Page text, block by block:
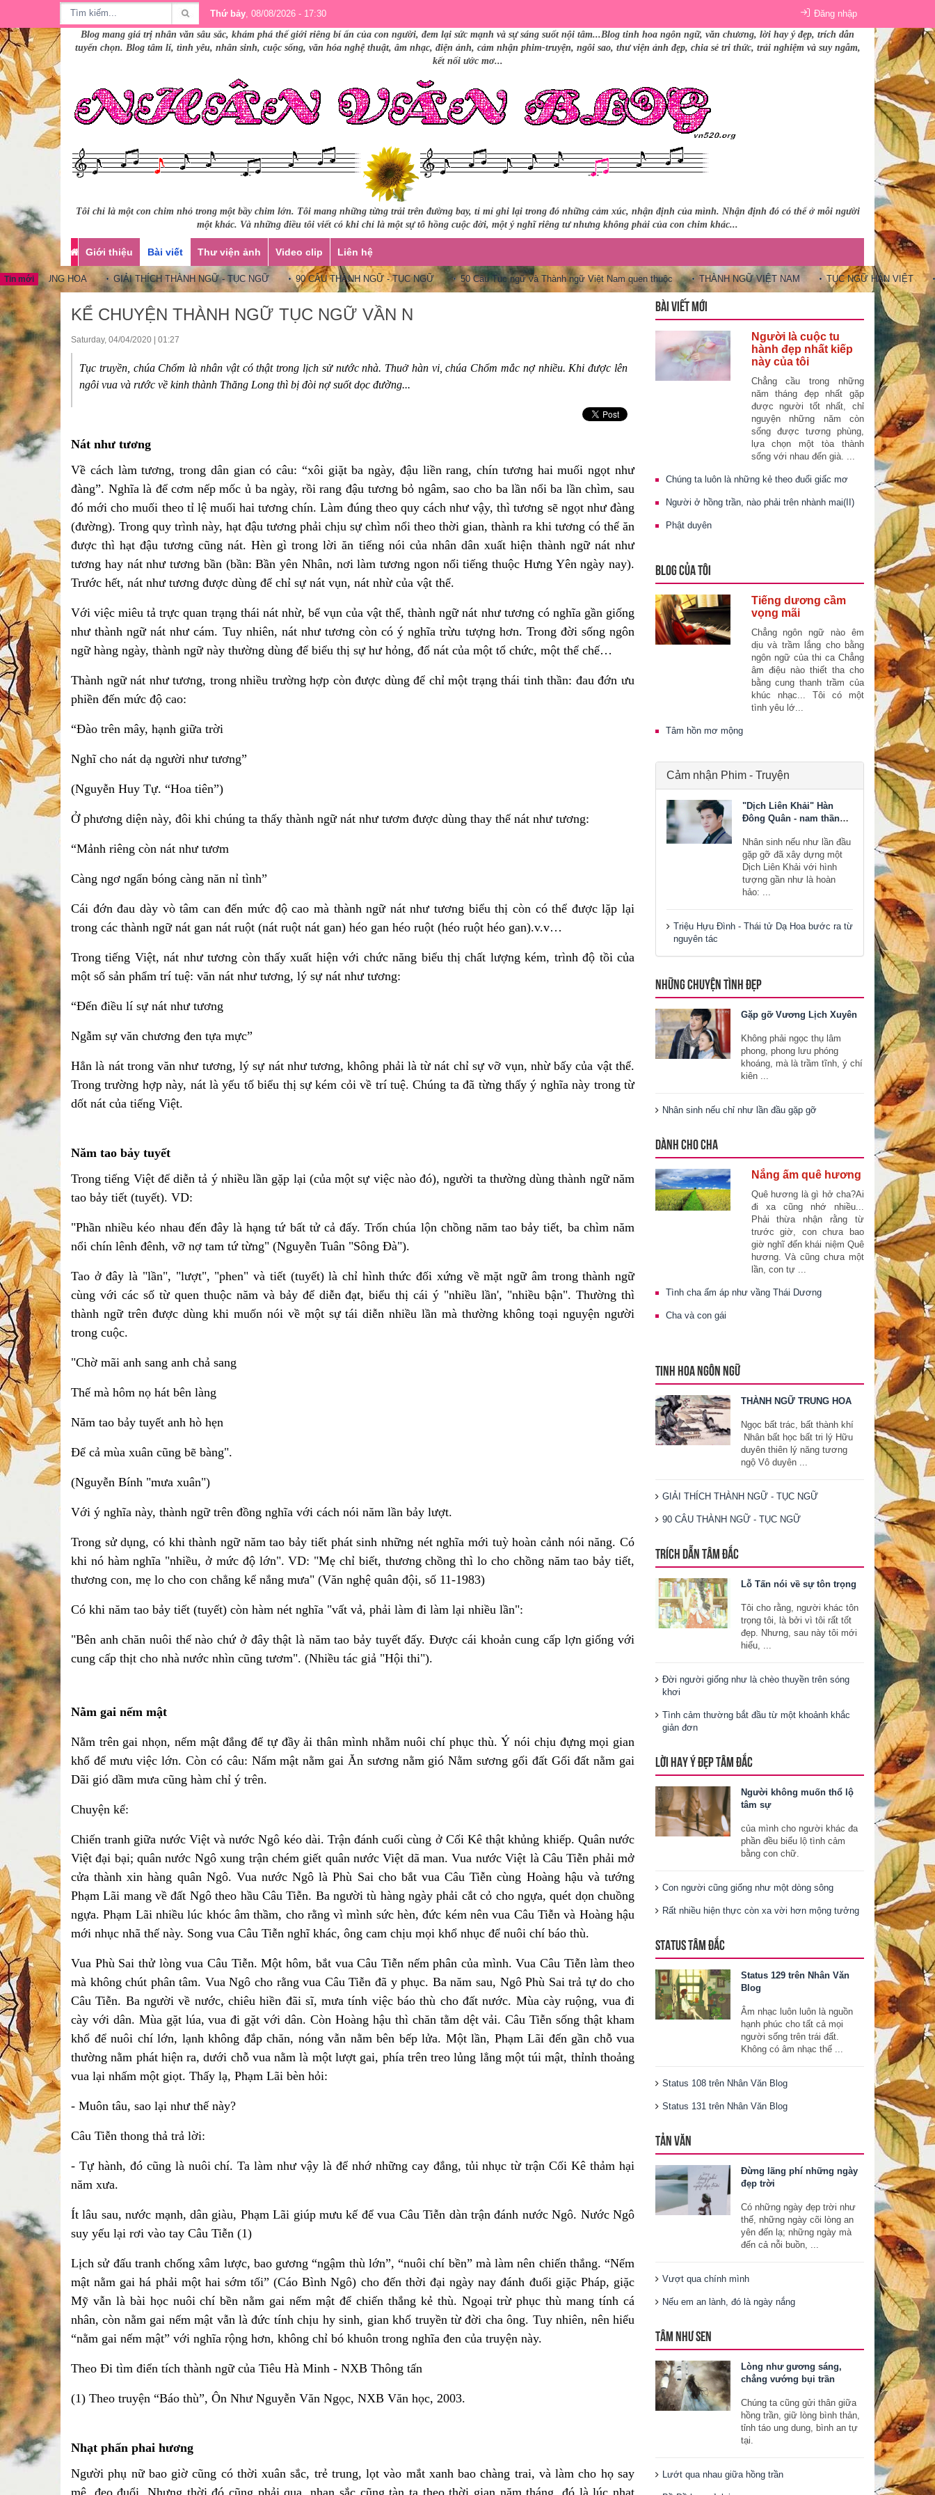
Thứ bảy, 08/08/2026 - 17:30
Đăng nhập
Blog mang giá trị nhân văn sâu sắc, khám phá thế giới riêng bí ẩn của con người, đem lại sức mạnh và sự sáng suốt nội tâm...Blog tinh hoa ngôn ngữ, văn chương, lời hay ý đẹp, trích dẫn
tuyển chọn. Blog tâm lí, tình yêu, nhân sinh, cuộc sống, văn hóa nghệ thuật, âm nhạc, điện ảnh, cảm nhận phim-truyện, ngôi sao, thư viện ảnh đẹp, chia sẻ tri thức, trải nghiệm và suy ngẫm,
kết nối ước mơ...
Tôi chỉ là một con chim nhỏ trong một bầy chim lớn. Tôi mang những từng trải trên đường bay, tỉ mỉ ghi lại trong đó những cảm xúc, nhận định của mình. Nhận định đó có thể ở mỗi người
một khác. Và những điều tôi viết có khi chỉ là một sự tô hồng cuộc đời, một ý nghĩ riêng tư nhưng không phải của con chim khác...
Giới thiệu Bài viết Thư viện ảnh Video clip Liên hệ
Tin mới
TRUNG HOA GIẢI THÍCH THÀNH NGỮ - TỤC NGỮ 90 CÂU THÀNH NGỮ - TỤC NGỮ 50 Câu Tục ngữ và Thành ngữ Việt Nam quen thuộc THÀNH NGỮ VIỆT NAM TỤC NGỮ HÁN VIỆT 10
KỂ CHUYỆN THÀNH NGỮ TỤC NGỮ VẦN N
Saturday, 04/04/2020 | 01:27
Tục truyền, chúa Chổm là nhân vật có thật trong lịch sử nước nhà. Thuở hàn vi, chúa Chổm mắc nợ nhiều. Khi được lên
ngôi vua và rước về kinh thành Thăng Long thì bị đòi nợ suốt dọc đường...
Nát như tương
Về cách làm tương, trong dân gian có câu: “xôi giặt ba ngày, đậu liền rang, chín tương hai muối ngọt như
đàng”. Nghĩa là để cơm nếp mốc ủ ba ngày, rồi rang đậu tương bỏ ngâm, sao cho ba lần nổi ba lần chìm, sau
đó mới cho muối theo tỉ lệ muối hai tương chín. Làm đúng theo quy cách như vậy, thì tương sẽ ngọt như đàng
(đường). Trong quy trình này, hạt đậu tương phải chịu sự chìm nổi theo thời gian, thành ra khi tương có thể ăn
được thì hạt đậu tương cũng nát. Hèn gì trong lời ăn tiếng nói của nhân dân xuất hiện thành ngữ nát như
tương hay nát như tương bần (bần: Bần yên Nhân, nơi làm tương ngon nổi tiếng thuộc Hưng Yên ngày nay).
Trước hết, nát như tương được dùng để chỉ sự nát vụn, nát nhừ của vật thể.
Với việc miêu tả trực quan trạng thái nát nhừ, bể vụn của vật thể, thành ngữ nát như tương có nghĩa gần giống
như thành ngữ nát như cám. Tuy nhiên, nát như tương còn có ý nghĩa trừu tượng hơn. Trong đời sống ngôn
ngữ hàng ngày, thành ngữ này thường dùng để biểu thị sự hư hỏng, đổ nát của một tổ chức, một thể chế…
Thành ngữ nát như tương, trong nhiều trường hợp còn được dùng để chỉ một trạng thái tinh thần: đau đớn ưu
phiền đến mức độ cao:
“Đào trên mây, hạnh giữa trời
Nghĩ cho nát dạ người như tương”
(Nguyễn Huy Tự. “Hoa tiên”)
Ở phương diện này, đôi khi chúng ta thấy thành ngữ nát như tươm được dùng thay thế nát như tương:
“Mảnh riêng còn nát như tươm
Càng ngơ ngẩn bóng càng năn nỉ tình”
Cái đớn đau dày vò tâm can đến mức độ cao mà thành ngữ nát như tương biểu thị còn có thể được lặp lại
trong các thành ngữ nát gan nát ruột (nát ruột nát gan) héo gan héo ruột (héo ruột héo gan).v.v…
Trong tiếng Việt, nát như tương còn thấy xuất hiện với chức năng biểu thị chất lượng kém, trình độ tồi của
một số sản phẩm trí tuệ: văn nát như tương, lý sự nát như tương:
“Đến điều lí sự nát như tương
Ngẫm sự văn chương đen tựa mực”
Hẳn là nát trong văn như tương, lý sự nát như tương, không phải là từ nát chỉ sự vỡ vụn, nhừ bấy của vật thể.
Trong trường hợp này, nát là yếu tố biểu thị sự kém cỏi về trí tuệ. Chúng ta đã từng thấy ý nghĩa này trong từ
dốt nát của tiếng Việt.
Năm tao bảy tuyết
Trong tiếng Việt để diễn tả ý nhiều lần gặp lại (của một sự việc nào đó), người ta thường dùng thành ngữ năm
tao bảy tiết (tuyết). VD:
"Phần nhiều kéo nhau đến đây là hạng tứ bất tử cả đấy. Trốn chúa lộn chồng năm tao bảy tiết, ba chìm năm
nổi chín lênh đênh, vỡ nợ tam tứ từng" (Nguyễn Tuân "Sông Đà").
Tao ở đây là "lần", "lượt", "phen" và tiết (tuyết) là chỉ hình thức đối xứng về mặt ngữ âm trong thành ngữ
cùng với các số từ quen thuộc năm và bảy để diễn đạt, biểu thị cái ý "nhiều lần', "nhiều bận". Thường thì
thành ngữ trên được dùng khi muốn nói về một sự tái diễn nhiều lần mà thường không toại nguyện người
trong cuộc.
"Chờ mãi anh sang anh chả sang
Thế mà hôm nọ hát bên làng
Năm tao bảy tuyết anh hò hẹn
Để cả mùa xuân cũng bẽ bàng".
(Nguyễn Bính "mưa xuân")
Với ý nghĩa này, thành ngữ trên đồng nghĩa với cách nói năm lần bảy lượt.
Trong sử dụng, có khi thành ngữ năm tao bảy tiết phát sinh những nét nghĩa mới tuỳ hoàn cảnh nói năng. Có
khi nó hàm nghĩa "nhiều, ở mức độ lớn". VD: "Mẹ chỉ biết, thương chồng thì lo cho chồng năm tao bảy tiết,
thương con, mẹ lo cho con chẳng kể nắng mưa" (Văn nghệ quân đội, số 11-1983)
Có khi năm tao bảy tiết (tuyết) còn hàm nét nghĩa "vất vả, phải làm đi làm lại nhiều lần":
"Bên anh chăn nuôi thế nào chứ ở đây thật là năm tao bảy tuyết đấy. Được cái khoản cung cấp lợn giống với
cung cấp thịt cho nhà nước nhìn cũng tươm". (Nhiều tác giả "Hội thi").
Nằm gai nếm mật
Nằm trên gai nhọn, nếm mật đắng để tự đầy ải thân mình nhằm nuôi chí phục thù. Ý nói chịu đựng mọi gian
khổ để mưu việc lớn. Còn có câu: Nấm mật nằm gai Ăn sương nằm gió Nằm sương gối đất Gối đất nằm gai
Dãi gió dầm mưa cũng hàm chỉ ý trên.
Chuyện kể:
Chiến tranh giữa nước Việt và nước Ngô kéo dài. Trận đánh cuối cùng ở Cối Kê thật khủng khiếp. Quân nước
Việt đại bại; quân nước Ngô xung trận chém giết quân nước Việt dã man. Vua nước Việt là Câu Tiễn phải mở
cửa thành xin hàng quân Ngô. Vua nước Ngô là Phù Sai cho bắt vua Câu Tiễn cùng Hoàng hậu và tướng
Phạm Lãi mang về đất Ngô theo hầu Câu Tiễn. Ba người tù hàng ngày phải cắt cỏ cho ngựa, quét dọn chuồng
ngựa. Phạm Lãi nhiều lúc khóc âm thầm, cho rằng vì mình sức hèn, đức kém nên vua Câu Tiễn và Hoàng hậu
mới nhục nhã thế này. Song vua Câu Tiễn nghĩ khác, ông cam chịu mọi khổ nhục để nuôi chí báo thù.
Vua Phù Sai thử lòng vua Câu Tiễn. Một hôm, bắt vua Câu Tiễn nếm phân của mình. Vua Câu Tiễn làm theo
mà không chút phân tâm. Vua Ngô cho rằng vua Câu Tiễn đã y phục. Ba năm sau, Ngô Phù Sai trả tự do cho
Câu Tiễn. Ba người về nước, chiêu hiền đãi sĩ, mưa tính việc báo thù cho đất nước. Mùa cày ruộng, vua đi
cày với dân. Mùa gặt lúa, vua đi gặt với dân. Còn Hoàng hậu thì chăn tằm dệt vải. Câu Tiễn sống thật kham
khổ để nuôi chí lớn, lạnh không đắp chăn, nóng vẫn nằm bên bếp lửa. Một lần, Phạm Lãi đến gần chỗ vua
thường nằm phát hiện ra, dưới chỗ vua nằm là một lượt gai, phía trên treo lủng lẳng một túi mật, thỉnh thoảng
vua lại nhấm một giọt. Thấy lạ, Phạm Lãi bèn hỏi:
- Muôn tâu, sao lại như thế này?
Câu Tiễn thong thả trả lời:
- Tự hành, đó cũng là nuôi chí. Ta làm như vậy là để nhớ những cay đắng, tủi nhục từ trận Cối Kê thảm hại
năm xưa.
Ít lâu sau, nước mạnh, dân giàu, Phạm Lãi giúp mưu kế để vua Câu Tiễn dàn trận đánh nước Ngô. Nước Ngô
suy yếu lại rơi vào tay Câu Tiễn (1)
Lịch sử đấu tranh chống xâm lược, bao gương “ngậm thù lớn”, “nuôi chí bền” mà làm nên chiến thắng. “Nếm
mật nằm gai há phải một hai sớm tối” (Cáo Bình Ngô) cho đến thời đại ngày nay đánh đuổi giặc Pháp, giặc
Mỹ vẫn là bài học nuôi chí bền nằm gai nếm mật để chiến thắng kẻ thù. Ngoại trừ phục thù mang tính cá
nhân, còn nằm gai nếm mật vẫn là đức tính chịu hy sinh, gian khổ truyền từ đời cha ông. Tuy nhiên, nên hiểu
“nằm gai nếm mật” với nghĩa rộng hơn, không chỉ bó khuôn trong nghĩa đen của truyện này.
Theo Đi tìm điển tích thành ngữ của Tiêu Hà Minh - NXB Thông tấn
(1) Theo truyện “Báo thù”, Ôn Như Nguyễn Văn Ngọc, NXB Văn học, 2003.
Nhạt phấn phai hương
Người phụ nữ bao giờ cũng có thời xuân sắc, trẻ trung, lọt vào mắt xanh bao chàng trai, và làm cho họ say
mê, đeo đuổi. Nhưng thời đó cũng phải qua, nhan sắc cũng tàn tạ theo thời gian năm tháng, đó là lúc nhạt
BÀI VIẾT MỚI
Người là cuộc tu
hành đẹp nhất kiếp
này của tôi
Chẳng cầu trong những
năm tháng đẹp nhất gặp
được người tốt nhất, chỉ
nguyện những năm còn
sống được tương phùng,
lựa chọn một tòa thành
sống với nhau đến già. ...
Chúng ta luôn là những kẻ theo đuổi giấc mơ
Người ở hồng trần, nào phải trên nhành mai(II)
Phật duyên
BLOG CỦA TÔI
Tiếng dương cầm
vọng mãi
Chẳng ngôn ngữ nào êm
dịu và trầm lắng cho bằng
ngôn ngữ của thi ca Chẳng
âm điệu nào thiết tha cho
bằng cung thanh trầm của
khúc nhạc... Tôi có một
tình yêu lớ...
Tâm hồn mơ mộng
Cảm nhận Phim - Truyện
"Dịch Liên Khải" Hàn
Đông Quân - nam thần
Nhân sinh nếu như lần đầu
gặp gỡ đã xây dựng một
Dịch Liên Khải với hình
tượng gần như là hoàn
hảo: ...
Triệu Hựu Đình - Thái tử Dạ Hoa bước ra từ
nguyên tác
NHỮNG CHUYỆN TÌNH ĐẸP
Gặp gỡ Vương Lịch Xuyên
Không phải ngọc thụ lâm
phong, phong lưu phóng
khoáng, mà là trầm tĩnh, ý chí
kiên ...
Nhân sinh nếu chỉ như lần đầu gặp gỡ
DÀNH CHO CHA
Nắng ấm quê hương
Quê hương là gì hở cha?Ai
đi xa cũng nhớ nhiều...
Phải thừa nhận rằng từ
trước giờ, con chưa bao
giờ nghĩ đến khái niệm Quê
hương. Và cũng chưa một
lần, con tự ...
Tình cha ấm áp như vầng Thái Dương
Cha và con gái
TINH HOA NGÔN NGỮ
THÀNH NGỮ TRUNG HOA
Ngọc bất trác, bất thành khí
Nhân bất học bất tri lý Hữu
duyên thiên lý năng tương
ngộ Vô duyên ...
GIẢI THÍCH THÀNH NGỮ - TỤC NGỮ
90 CÂU THÀNH NGỮ - TỤC NGỮ
TRÍCH DẪN TÂM ĐẮC
Lỗ Tấn nói về sự tôn trọng
Tôi cho rằng, người khác tôn
trọng tôi, là bởi vì tôi rất tốt
đẹp. Nhưng, sau này tôi mới
hiểu, ...
Đời người giống như là chèo thuyền trên sóng
khơi
Tình cảm thường bắt đầu từ một khoảnh khắc
giản đơn
LỜI HAY Ý ĐẸP TÂM ĐẮC
Người không muốn thổ lộ
tâm sự
của mình cho người khác đa
phần đều biểu lộ tình cảm
bằng con chữ.
Con người cũng giống như một dòng sông
Rất nhiều hiện thực còn xa vời hơn mộng tưởng
STATUS TÂM ĐẮC
Status 129 trên Nhân Văn
Blog
Âm nhạc luôn luôn là nguồn
hạnh phúc cho tất cả mọi
người sống trên trái đất.
Không có âm nhạc thế ...
Status 108 trên Nhân Văn Blog
Status 131 trên Nhân Văn Blog
TẢN VĂN
Đừng lãng phí những ngày
đẹp trời
Có những ngày đẹp trời như
thế, những ngày cõi lòng an
yên đến lạ; những ngày mà
đến cả nỗi buồn, ...
Vượt qua chính mình
Nếu em an lành, đó là ngày nắng
TÂM NHƯ SEN
Lòng như gương sáng,
chẳng vướng bụi trần
Chúng ta cũng gửi thân giữa
hồng trần, giữ lòng bình thản,
tỉnh táo ung dung, bình an tự
tại.
Lướt qua nhau giữa hồng trần